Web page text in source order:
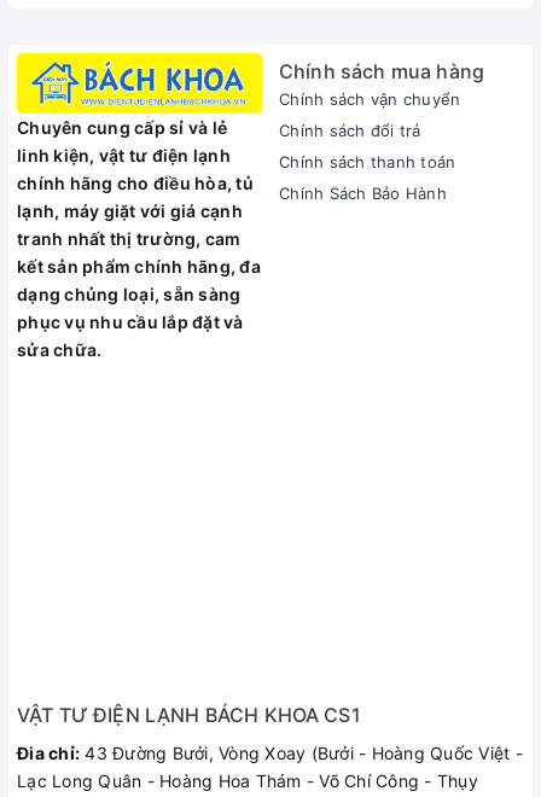
Bình nóng lạnh Ariston 15 lít Blue 15 R 2.5 FE
Cầu dao ELCB bảo vệ an toàn về điện cho gia đình bạn
Cầu dao chống rò điện ELCB sẽ tự động ngắt điện khi phát
hiện có sự rò rỉ điện, hoặc dòng điện chạy qua cao hơn 15mA.
Chuyên cung cấp sỉ và lẻ
linh kiện, vật tư điện lạnh
chính hãng cho điều hòa, tủ
lạnh, máy giặt với giá cạnh
tranh nhất thị trường, cam
kết sản phẩm chính hãng, đa
dạng chủng loại, sẵn sàng
phục vụ nhu cầu lắp đặt và
sửa chữa.
Chính sách mua hàng
Chính sách vận chuyển
Chính sách đổi trả
Chính sách thanh toán
Chính Sách Bảo Hành
VẬT TƯ ĐIỆN LẠNH BÁCH KHOA CS1
Đia chỉ: 43 Đường Bưởi, Vòng Xoay (Bưởi - Hoàng Quốc Việt -
Lạc Long Quân - Hoàng Hoa Thám - Võ Chí Công - Thụy